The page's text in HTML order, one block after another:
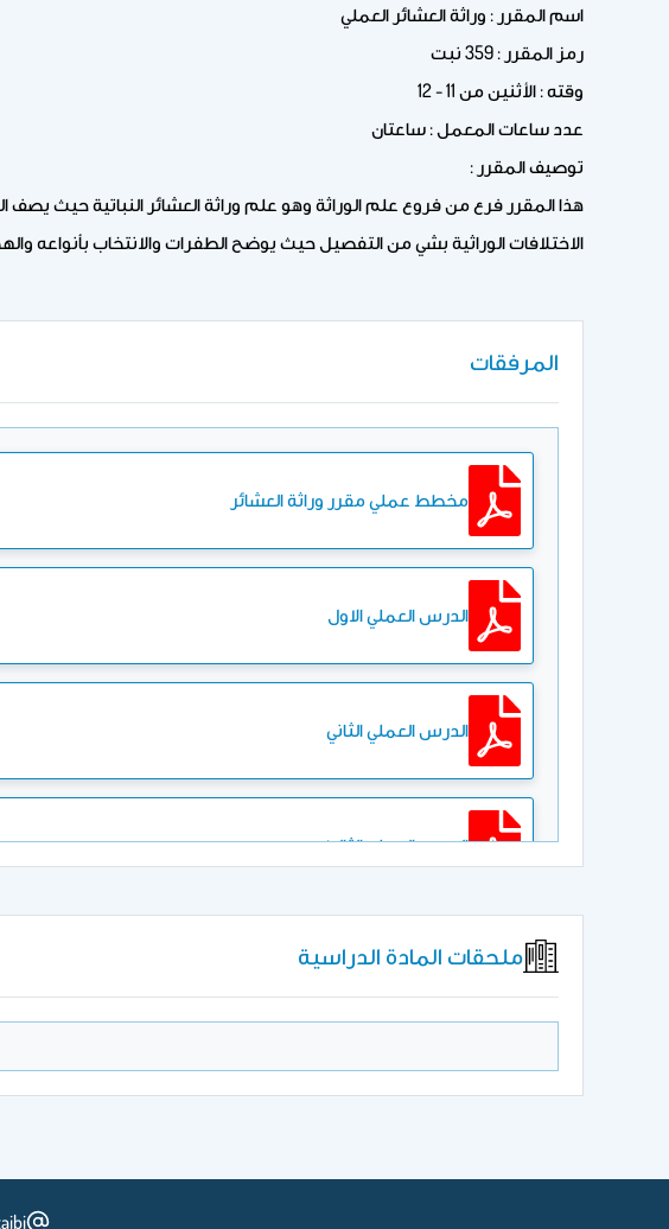
اسم المقرر : وراثة العشائر العملي
رمز المقرر : 359 نبت
وقته : الأثنين من 11 - 12
عدد ساعات المعمل : ساعتان
توصيف المقرر :
هذا المقرر فرع من فروع علم الوراثة وهو علم وراثة العشائر النباتية حيث يصف
الاختلافات الوراثية بشي من التفصيل حيث يوضح الطفرات والانتخاب بأنواعه
المرفقات
مخطط عملي مقرر وراثة العشائر
الدرس العملي الاول
الدرس العملي الثاني
الدرس العملي الثالث
الدرس العملي الرابع
الدرس العملي الخامس
ملحقات المادة الدراسية